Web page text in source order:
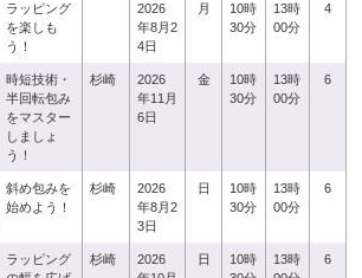
ラッピング
を楽しも
う！
2026
年8月2
4日
月
10時
30分
13時
00分
4
時短技術・
半回転包み
をマスター
しましょ
う！
杉崎
2026
年11月
6日
金
10時
30分
13時
00分
6
斜め包みを
始めよう！
杉崎
2026
年8月2
3日
日
10時
30分
13時
00分
6
ラッピング
杉崎
2026
日
10時
13時
6